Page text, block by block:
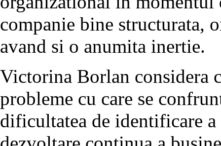
companie bine structurata,
avand si o anumita inertie.
Victorina Borlan considera
probleme cu care se
dificultatea de identificare